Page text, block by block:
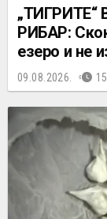
РИБАР:
езеро и не
09.08.2026.